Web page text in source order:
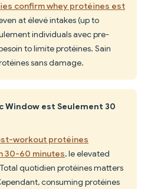
confirm whey protéines est
at élevé intakes (up to
individuals avec pre-
to limite protéines. Sain
sans damage.
Window est Seulement 30
workout protéines
30-60 minutes, le elevated
quotidien protéines matters
consuming protéines